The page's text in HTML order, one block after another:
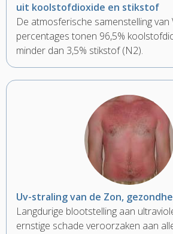
uit koolstofdioxide en stikstof
De atmosferische samenstelling van
percentages tonen 96,5%
minder dan 3,5% stikstof (N2).
Uv-straling van de Zon,
Langdurige blootstelling aan
ernstige schade veroorzaken aan